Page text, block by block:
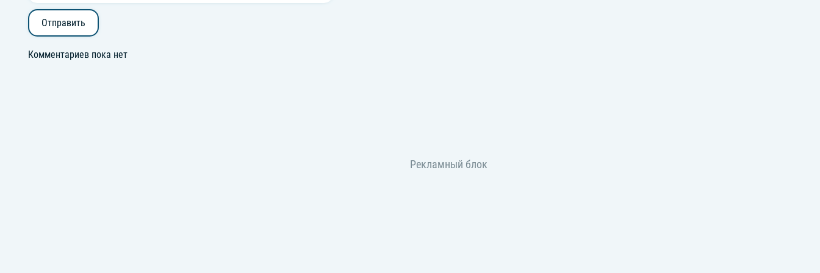
Отправить
Комментариев пока нет